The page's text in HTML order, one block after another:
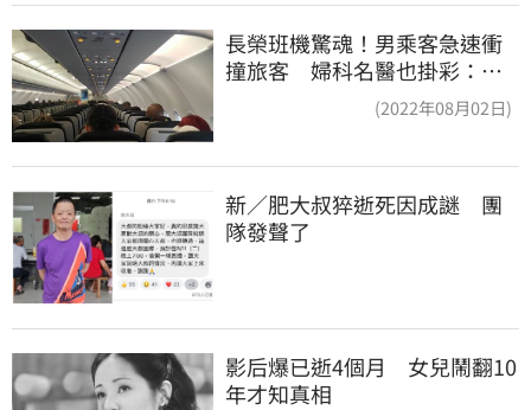
長榮班機驚魂！男乘客急速衝
撞旅客 婦科名醫也掛彩：全
(2022年08月02日)
新／肥大叔猝逝死因成謎　團
隊發聲了
影后爆已逝4個月　女兒鬧翻10
年才知真相